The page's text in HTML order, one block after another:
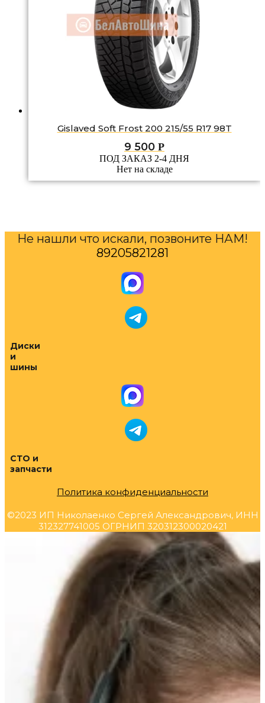
Gislaved Soft Frost 200 215/55 R17 98T
9 500 Р
ПОД ЗАКАЗ 2-4 ДНЯ
Нет на складе
Не нашли что искали, позвоните НАМ!
89205821281
Диски
и
шины
СТО и
запчасти
Политика конфиденциальности
©2023 ИП Николаенко Сергей Александрович, ИНН
312327741005 ОГРНИП 320312300020421